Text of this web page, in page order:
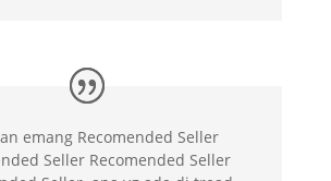
emang Recomended Seller
Seller Recomended Seller